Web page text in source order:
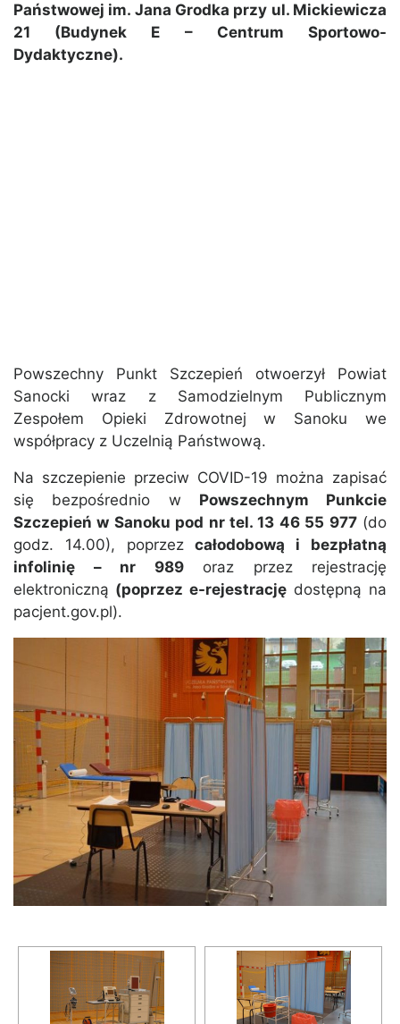
Państwowej im. Jana Grodka przy ul. Mickiewicza
21 (Budynek E – Centrum Sportowo-
Dydaktyczne).
Powszechny Punkt Szczepień otwoerzył Powiat
Sanocki wraz z Samodzielnym Publicznym
Zespołem Opieki Zdrowotnej w Sanoku we
współpracy z Uczelnią Państwową.
Na szczepienie przeciw COVID-19 można zapisać
się bezpośrednio w Powszechnym Punkcie
Szczepień w Sanoku pod nr tel. 13 46 55 977(do
godz. 14.00), poprzezcałodobową i bezpłatną
infolinię – nr 989oraz przez rejestrację
elektroniczną (poprzez e-rejestrację dostępną na
pacjent.gov.pl).